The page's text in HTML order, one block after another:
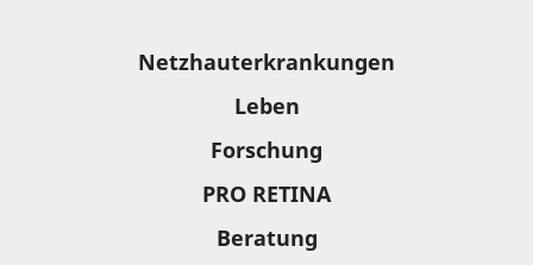
Netzhauterkrankungen
Leben
Forschung
PRO RETINA
Beratung